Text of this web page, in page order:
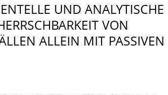
UND ANALYTISCHE
VON
ALLEIN MIT PASSIVEN